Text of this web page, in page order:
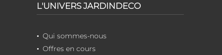
L'UNIVERS JARDINDECO
Qui sommes-nous
Offres en cours